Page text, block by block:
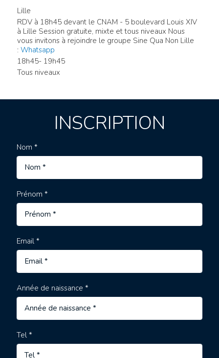
Lille
RDV à 18h45 devant le CNAM - 5 boulevard Louis XIV
à Lille Session gratuite, mixte et tous niveaux Nous
vous invitons à rejoindre le groupe Sine Qua Non Lille
: Whatsapp
18h45- 19h45
Tous niveaux
INSCRIPTION
Nom *
Prénom *
Email *
Année de naissance *
Tel *